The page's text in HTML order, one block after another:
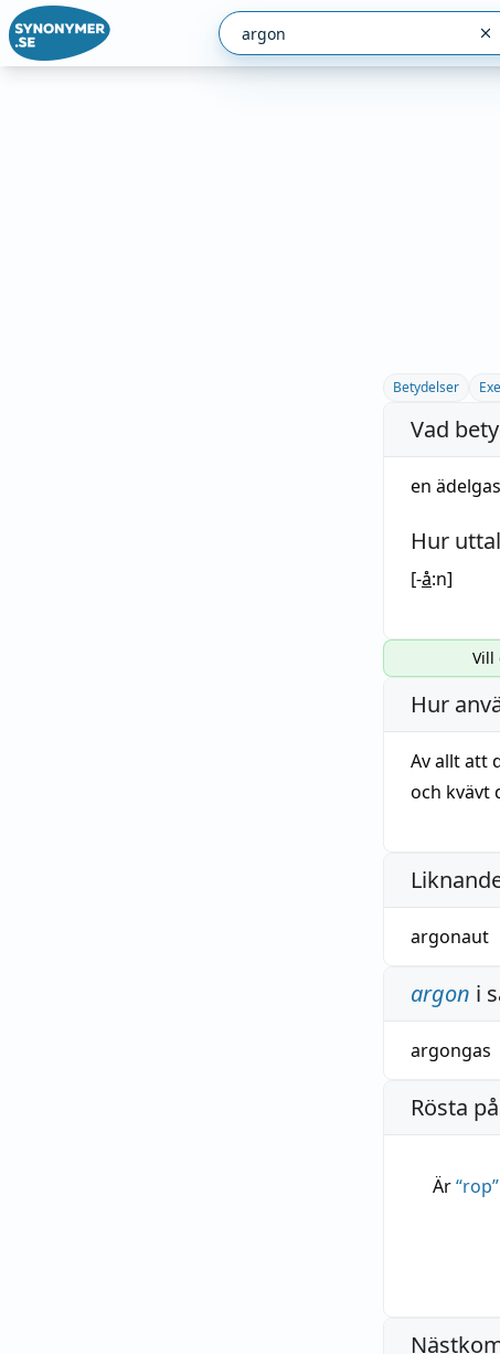
Betydelser
Vad
en ädelgas
Hur
[-å:n]
Vill
Hur
Av allt att
och kvävt
argonaut
argon i
argongas
Rösta
Är“rop”